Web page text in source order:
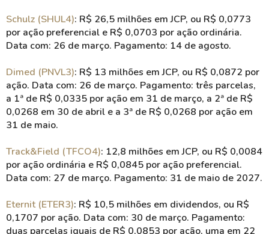
Schulz (SHUL4): R$ 26,5 milhões em JCP, ou R$ 0,0773
por ação preferencial e R$ 0,0703 por ação ordinária.
Data com: 26 de março. Pagamento: 14 de agosto.
Dimed (PNVL3): R$ 13 milhões em JCP, ou R$ 0,0872 por
ação. Data com: 26 de março. Pagamento: três parcelas,
a 1ª de R$ 0,0335 por ação em 31 de março, a 2ª de R$
0,0268 em 30 de abril e a 3ª de R$ 0,0268 por ação em
31 de maio.
Track&Field (TFCO4): 12,8 milhões em JCP, ou R$ 0,0084
por ação ordinária e R$ 0,0845 por ação preferencial.
Data com: 27 de março. Pagamento: 31 de maio de 2027.
Eternit (ETER3): R$ 10,5 milhões em dividendos, ou R$
0,1707 por ação. Data com: 30 de março. Pagamento:
duas parcelas iguais de R$ 0,0853 por ação, uma em 22